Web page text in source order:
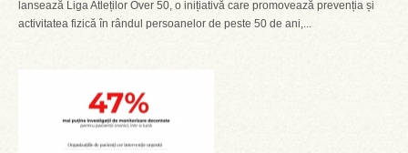
lansează Liga Atleților Over 50, o inițiativă care promovează prevenția și
activitatea fizică în rândul persoanelor de peste 50 de ani,...